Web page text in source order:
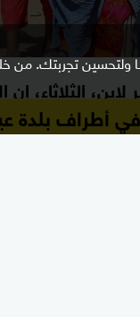
تجربتك. من
الثلاثاء، إن
مليون يورو.
في أطراف